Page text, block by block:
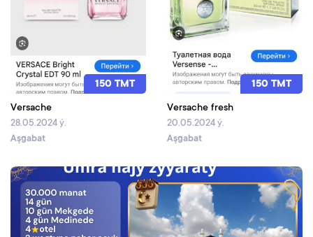
150 TMT
Versache
28.05.2024 ý.
Aşgabat
150 TMT
Versache fresh
20.05.2024 ý.
Aşgabat